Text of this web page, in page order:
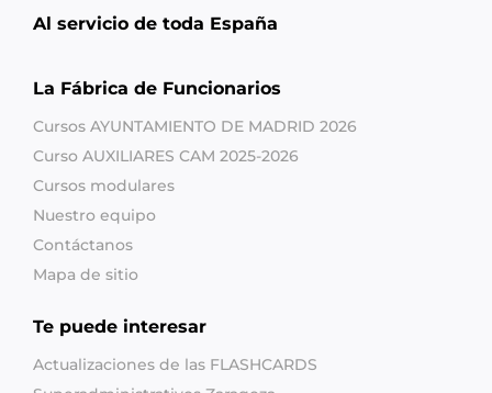
Al servicio de toda España
La Fábrica de Funcionarios
Cursos AYUNTAMIENTO DE MADRID 2026
Curso AUXILIARES CAM 2025-2026
Cursos modulares
Nuestro equipo
Contáctanos
Mapa de sitio
Te puede interesar
Actualizaciones de las FLASHCARDS